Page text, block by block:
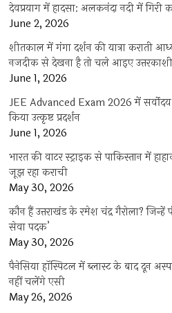
देवप्रयाग में हादसा: अलकनंदा नदी में गिरी
June 2, 2026
शीतकाल में गंगा दर्शन की यात्रा कराती
नजदीक से देखना है तो चले आइए उत्तरकाशी
June 1, 2026
JEE Advanced Exam 2026 में सर्वोदय
किया उत्कृष्ट प्रदर्शन
June 1, 2026
भारत की वाटर स्ट्राइक से पाकिस्तान में
जूझ रहा कराची
May 30, 2026
कौन हैं उत्तराखंड के रमेश चंद्र गैरोला? जिन्हें
सेवा पदक’
May 30, 2026
पैनेसिया हॉस्पिटल में ब्लास्ट के बाद दून
नहीं चलेंगे एसी
May 26, 2026